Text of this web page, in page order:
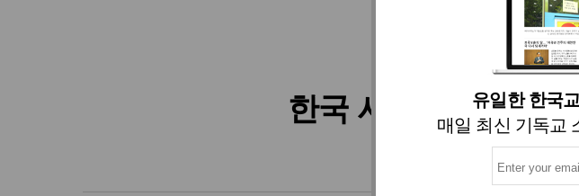
유일한 한국
매일 최신 기독교
오피니언·칼럼
한국 사회의 양극화
황경철 박사(CCC /